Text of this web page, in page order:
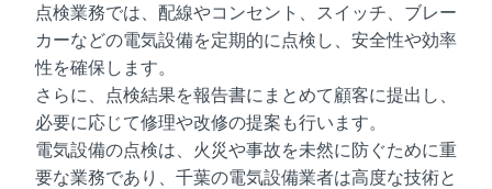
点検業務では、配線やコンセント、スイッチ、ブレー
カーなどの電気設備を定期的に点検し、安全性や効率
性を確保します。
さらに、点検結果を報告書にまとめて顧客に提出し、
必要に応じて修理や改修の提案も行います。
電気設備の点検は、火災や事故を未然に防ぐために重
要な業務であり、千葉の電気設備業者は高度な技術と